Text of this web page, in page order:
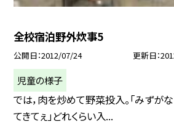
全校宿泊野外炊事5
公開日 2012/07/24 更新日
児童の様子
では，肉を炒めて野菜投入。「みずがな
てきてぇ」どれくらい入...